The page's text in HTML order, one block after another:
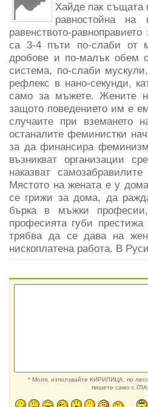
Хайде пак същата
равностойна
равенството-
са 3-4 пъти по-слаби от
дробове и по-малък обем
система, по-слаби
рефлекс в нано-секунди,
само за мъжете. Жените
защото поведението им е
случаите при вземането
останалите феминистки
за да финансира
възникват организации
наказват
Мястото на жената е у
се грижи за дома, да
бърка в мъжки
професията губи
трябва да се дава на
нископлатена работа. В
* Моля, използвайте КИРИЛИЦА, по
пишете само с